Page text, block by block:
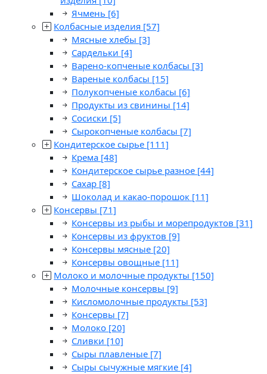
Ячмень [6]
Колбасные изделия [57]
Мясные хлебы [3]
Сардельки [4]
Варено-копченые колбасы [3]
Вареные колбасы [15]
Полукопченые колбасы [6]
Продукты из свинины [14]
Сосиски [5]
Сырокопченые колбасы [7]
Кондитерское сырье [111]
Крема [48]
Кондитерское сырье разное [44]
Сахар [8]
Шоколад и какао-порошок [11]
Консервы [71]
Консервы из рыбы и морепродуктов [31]
Консервы из фруктов [9]
Консервы мясные [20]
Консервы овощные [11]
Молоко и молочные продукты [150]
Молочные консервы [9]
Кисломолочные продукты [53]
Консервы [7]
Молоко [20]
Сливки [10]
Сыры плавленые [7]
Сыры сычужные мягкие [4]